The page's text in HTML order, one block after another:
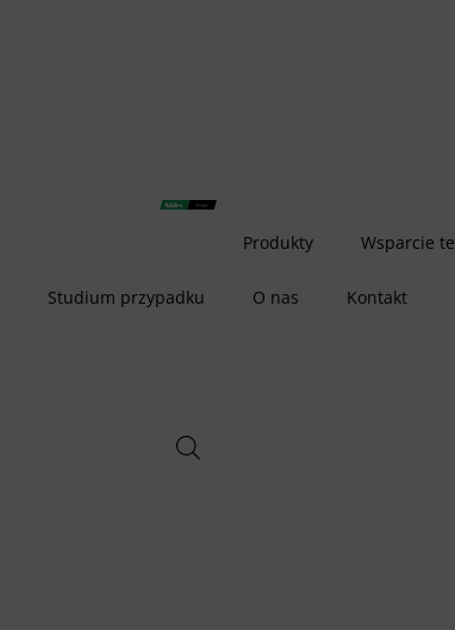
Produkty Wsparcie
Studium przypadku O nas Kontakt